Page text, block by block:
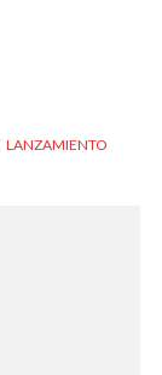
LANZAMIENTO